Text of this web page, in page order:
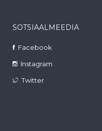
SOTSIAALMEEDIA
Facebook
Instagram
Twitter